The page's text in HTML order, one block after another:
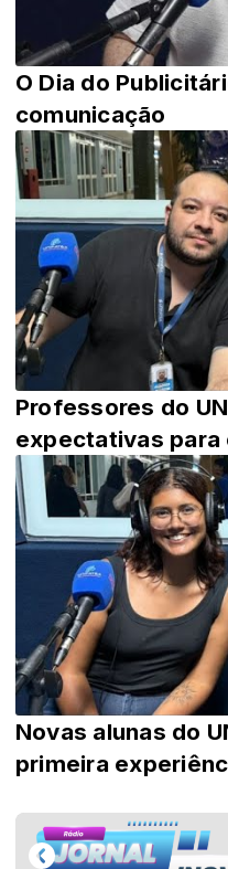
O Dia do
comunicação
Professores do
expectativas para
Novas alunas do
primeira